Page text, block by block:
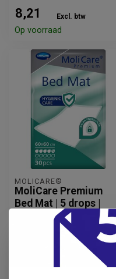
8,21 Excl. btw
Op voorraad
​MOLICARE®
​MoliCare Premium
Bed Mat | 5 drops |
Onderleggers |
60x60cm | 30stuks